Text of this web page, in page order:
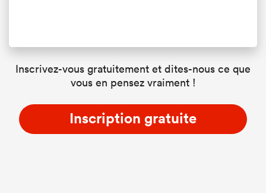
Inscrivez-vous gratuitement et dites-nous ce que
vous en pensez vraiment !
Inscription gratuite